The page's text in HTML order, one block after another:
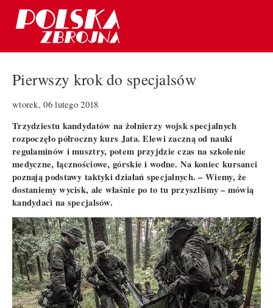
Pierwszy krok do specjalsów
wtorek, 06 lutego 2018
Trzydziestu kandydatów na żołnierzy wojsk specjalnych
rozpoczęło półroczny kurs Jata. Elewi zaczną od nauki
regulaminów i musztry, potem przyjdzie czas na szkolenie
medyczne, łącznościowe, górskie i wodne. Na koniec kursanci
poznają podstawy taktyki działań specjalnych. – Wiemy, że
dostaniemy wycisk, ale właśnie po to tu przyszliśmy – mówią
kandydaci na specjalsów.